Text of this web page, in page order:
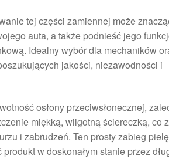
tej części zamiennej może
auta, a także podnieść jego
Idealny wybór dla mechaników
jakości, niezawodności i
osłony przeciwsłonecznej,
miękką, wilgotną ściereczką, co
i zabrudzeń. Ten prosty zabieg
w doskonałym stanie przez